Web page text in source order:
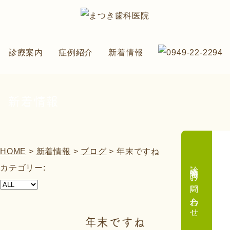
診療案内 症例紹介 新着情報
HOME > 新着情報 > ブログ >年末ですね
カテゴリー:
年末ですね
診療時間・お問い合わせ